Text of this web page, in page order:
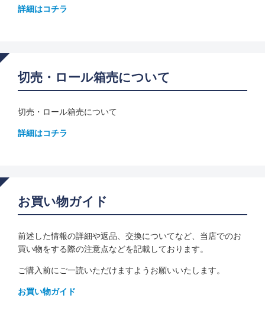
詳細はコチラ
切売・ロール箱売について
切売・ロール箱売について
詳細はコチラ
お買い物ガイド
前述した情報の詳細や返品、交換についてなど、当店でのお
買い物をする際の注意点などを記載しております。
ご購入前にご一読いただけますようお願いいたします。
お買い物ガイド